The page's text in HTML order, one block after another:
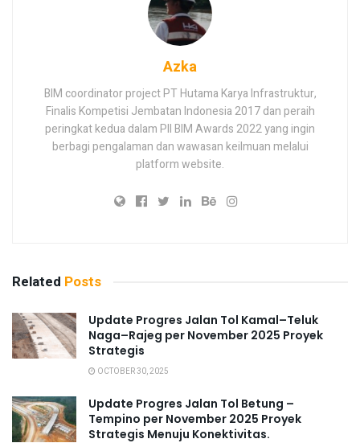
Azka
BIM coordinator project PT Hutama Karya Infrastruktur,
Finalis Kompetisi Jembatan Indonesia 2017 dan peraih
peringkat kedua dalam PII BIM Awards 2022 yang ingin
berbagi pengalaman dan wawasan keilmuan melalui
platform website.
Related Posts
Update Progres Jalan Tol Kamal–Teluk
Naga–Rajeg per November 2025 Proyek
Strategis
OCTOBER 30, 2025
Update Progres Jalan Tol Betung –
Tempino per November 2025 Proyek
Strategis Menuju Konektivitas.